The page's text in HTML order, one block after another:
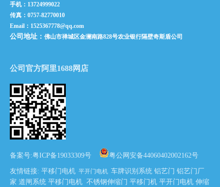
为什么要定期对平移门机进行保养？
2021-03-17
2021-02-18
开门机发生故障时如何快速解决?
2021-02-11
开门机发生故障时如何快速解决?
装置电动平移门要留意什么问题
手机：13724999022
传真：0757-82770010
Email：1525367778@qq.com
公司地址： 佛山市禅城区金澜南路828号农业银行隔壁奇斯盾公司
公司官方阿里1688网店
备案号:粤ICP备19033309号 粤公网安备44060402002162号
友情链接: 平移门电机 平开门电机 车牌识别系统 铝艺门 铝艺门厂
家 道闸系统 平移门电机 不锈钢伸缩门 平移门机 平开门电机 伸缩